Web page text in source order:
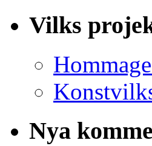
Vilks
Nya